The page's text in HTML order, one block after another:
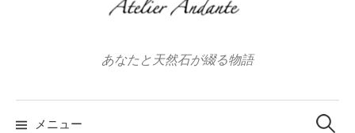
あなたと天然石が綴る物語
メニュー
検
索: